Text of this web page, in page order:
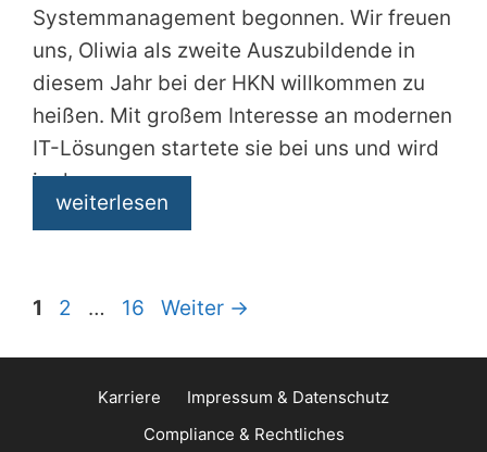
Systemmanagement begonnen. Wir freuen
uns, Oliwia als zweite Auszubildende in
diesem Jahr bei der HKN willkommen zu
heißen. Mit großem Interesse an modernen
IT-Lösungen startete sie bei uns und wird
in den
weiterlesen
Seite
1 Seite
2 … Seite
16 Weiter →
Karriere
Impressum & Datenschutz
Compliance & Rechtliches